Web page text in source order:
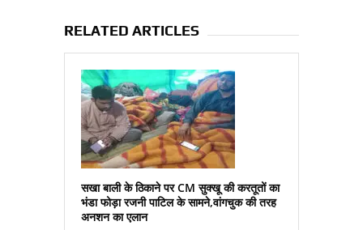
RELATED ARTICLES
सखा बाली के ठिकाने पर CM सुक्‍खू की करतूतों का
भंडा फोड़ा रजनी पाटिल के सामने,वांगचुक की तरह
अनशन का एलान